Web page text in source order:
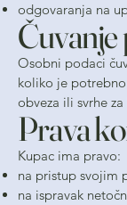
odgovaranja na
Osobni podaci
koliko je potrebno
obveza ili svrhe
Prava
Kupac ima pravo:
na pristup svojim
na ispravak